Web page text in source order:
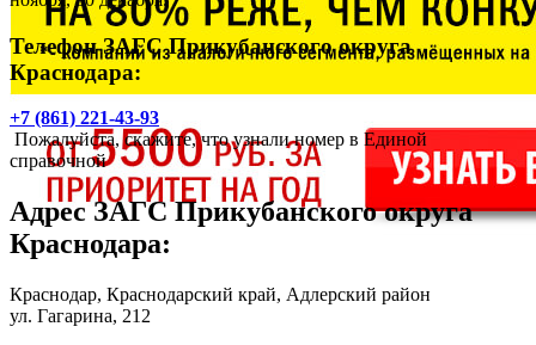
Телефон ЗАГС Прикубанского округа
Краснодара:
+7 (861) 221-43-93
Пожалуйста, скажите, что узнали номер в Единой
справочной
АдресЗАГС Прикубанского округа
Краснодара:
Краснодар, Краснодарский край, Адлерский район
ул. Гагарина, 212